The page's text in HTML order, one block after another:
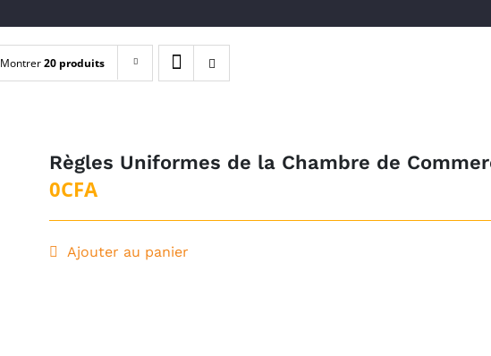
Montrer20 produits
Règles Uniformes de la Chambre de
0CFA
Ajouter au panier